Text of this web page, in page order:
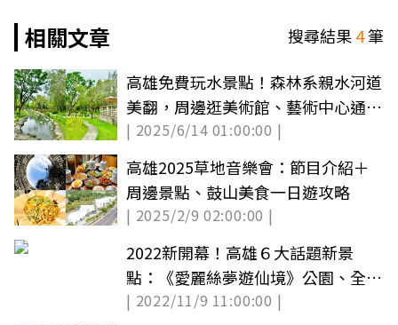
相關文章
搜尋結果4筆
高雄免費玩水景點！森林系親水河道
美翻，周邊逛美術館、藝術中心通通
免門票
| 2025/6/14 01:00:00 |
高雄2025草地音樂會：節目介紹＋
周邊景點、鼓山美食一日遊攻略
| 2025/2/9 02:00:00 |
2022新開幕！高雄６大話題新景
點：《愛麗絲夢遊仙境》公園、全台
最美魚市場
| 2022/11/9 11:00:00 |